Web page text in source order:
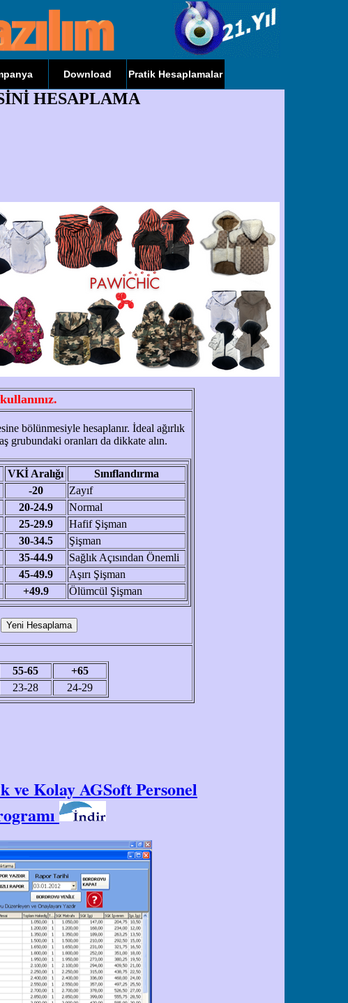
Download Pratik Hesaplamalar
HESAPLAMA
bölünmesiyle hesaplanır. İdeal ağırlık
grubundaki oranları da dikkate alın.
VKİ Aralığı
Sınıflandırma
-20
Zayıf
20-24.9
Normal
25-29.9
Hafif Şişman
30-34.5
Şişman
35-44.9
Sağlık Açısından Önemli
45-49.9
Aşırı Şişman
+49.9 Ölümcül Şişman
55-65
+65
23-28 24-29
Kolay AGSoft Personel